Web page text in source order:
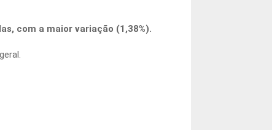
com a maior variação (1,38%).